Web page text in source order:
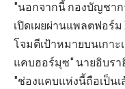
"นอกจากนี้ กองบัญชาก
เปิดเผยผ่านแพลตฟอร์
โจมตีเป้าหมายบนเกา
แคบฮอร์มุซ" นายอิบรา
"ช่องแคบแห่งนี้ถือเป็นเ